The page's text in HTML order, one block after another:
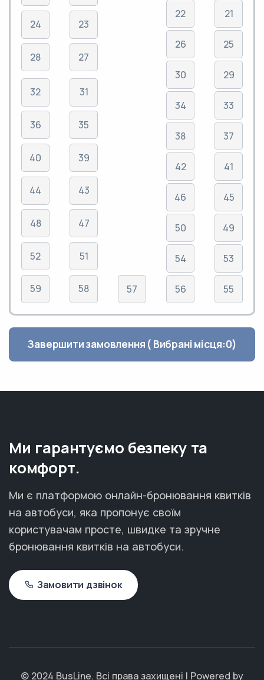
24
28
32
36
40
44
48
52
59
23
27
31
35
39
43
47
51
58 57
22
26
30
34
38
42
46
50
54
56
21
25
29
33
37
41
45
49
53
55
Завершити замовлення ( Вибрані місця:0)
Ми гарантуємо безпеку та
комфорт.
Ми є платформою онлайн-бронювання квитків
на автобуси, яка пропонує своїм
користувачам просте, швидке та зручне
бронювання квитків на автобуси.
Замовити дзвінок
© 2024 BusLine. Всі права захищені | Powered by